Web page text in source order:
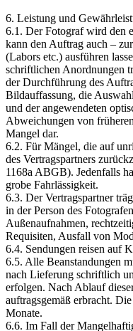
6. Leistung und
6.1. Der Fotograf wird den
kann den Auftrag auch –
(Labors etc.) ausführen
schriftlichen Anordnungen
der Durchführung des
Bildauffassung, die
und der angewendeten
Abweichungen von
Mangel dar.
6.2. Für Mängel, die auf
des Vertragspartners
1168a ABGB). Jedenfalls
grobe Fahrlässigkeit.
6.3. Der Vertragspartner
in der Person des
Außenaufnahmen,
Requisiten, Ausfall von
6.4. Sendungen reisen auf
6.5. Alle Beanstandungen
nach Lieferung schriftlich
erfolgen. Nach Ablauf
auftragsgemäß erbracht.
Monate.
6.6. Im Fall der